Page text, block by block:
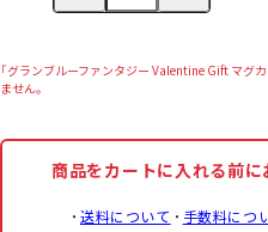
「グランブルーファンタジー Valentine Gift マグ
ません。
商品をカートに入れる前に
送料について 手数料につ